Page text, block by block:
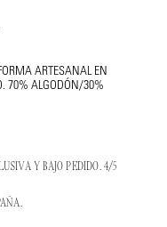
ARTESANAL EN
70% ALGODÓN/30%
Y BAJO PEDIDO. 4/5